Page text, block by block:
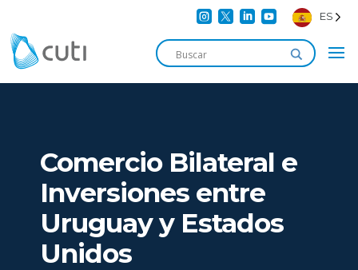
    ES
Comercio Bilateral e
Inversiones entre
Uruguay y Estados
Unidos